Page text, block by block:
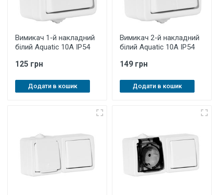
Вимикач 1-й накладний
білий Aquatic 10A ІР54
125 грн
Додати в кошик
Вимикач 2-й накладний
білий Aquatic 10A IP54
149 грн
Додати в кошик